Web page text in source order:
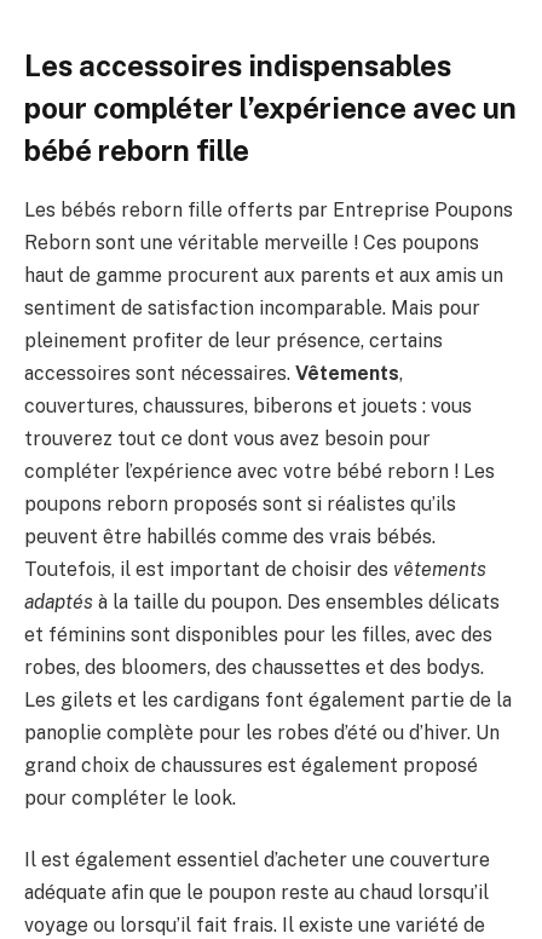
Les accessoires indispensables
pour compléter l’expérience avec un
bébé reborn fille
Les bébés reborn fille offerts par Entreprise Poupons
Reborn sont une véritable merveille ! Ces poupons
haut de gamme procurent aux parents et aux amis un
sentiment de satisfaction incomparable. Mais pour
pleinement profiter de leur présence, certains
accessoires sont nécessaires. Vêtements,
couvertures, chaussures, biberons et jouets : vous
trouverez tout ce dont vous avez besoin pour
compléter l’expérience avec votre bébé reborn ! Les
poupons reborn proposés sont si réalistes qu’ils
peuvent être habillés comme des vrais bébés.
Toutefois, il est important de choisir des vêtements
adaptés à la taille du poupon. Des ensembles délicats
et féminins sont disponibles pour les filles, avec des
robes, des bloomers, des chaussettes et des bodys.
Les gilets et les cardigans font également partie de la
panoplie complète pour les robes d’été ou d’hiver. Un
grand choix de chaussures est également proposé
pour compléter le look.
Il est également essentiel d’acheter une couverture
adéquate afin que le poupon reste au chaud lorsqu’il
voyage ou lorsqu’il fait frais. Il existe une variété de